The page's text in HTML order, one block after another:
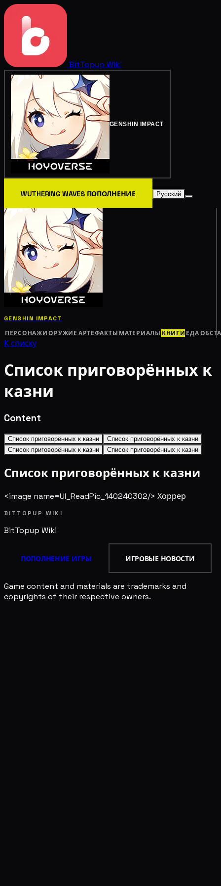
BitTopup Wiki
GENSHIN IMPACT
WUTHERING WAVES ПОПОЛНЕНИЕ Русский
GENSHIN IMPACT
ПЕРСОНАЖИ ОРУЖИЕ АРТЕФАКТЫ МАТЕРИАЛЫ КНИГИ ЕДА
К списку
Список приговорённых к
казни
Content
Список приговорённых к казни
Список приговорённых к казни
Список приговорённых к казни
Список приговорённых к казни
Список приговорённых к казни
<image name=UI_ReadPic_140240302/> Хоррер
BITTOPUP WIKI
BitTopup Wiki
ПОПОЛНЕНИЕ ИГРЫ ИГРОВЫЕ НОВОСТИ
Game content and materials are trademarks and
copyrights of their respective owners.